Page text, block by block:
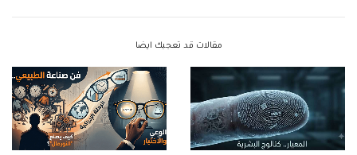
مقالات قد تعجبك ايضا